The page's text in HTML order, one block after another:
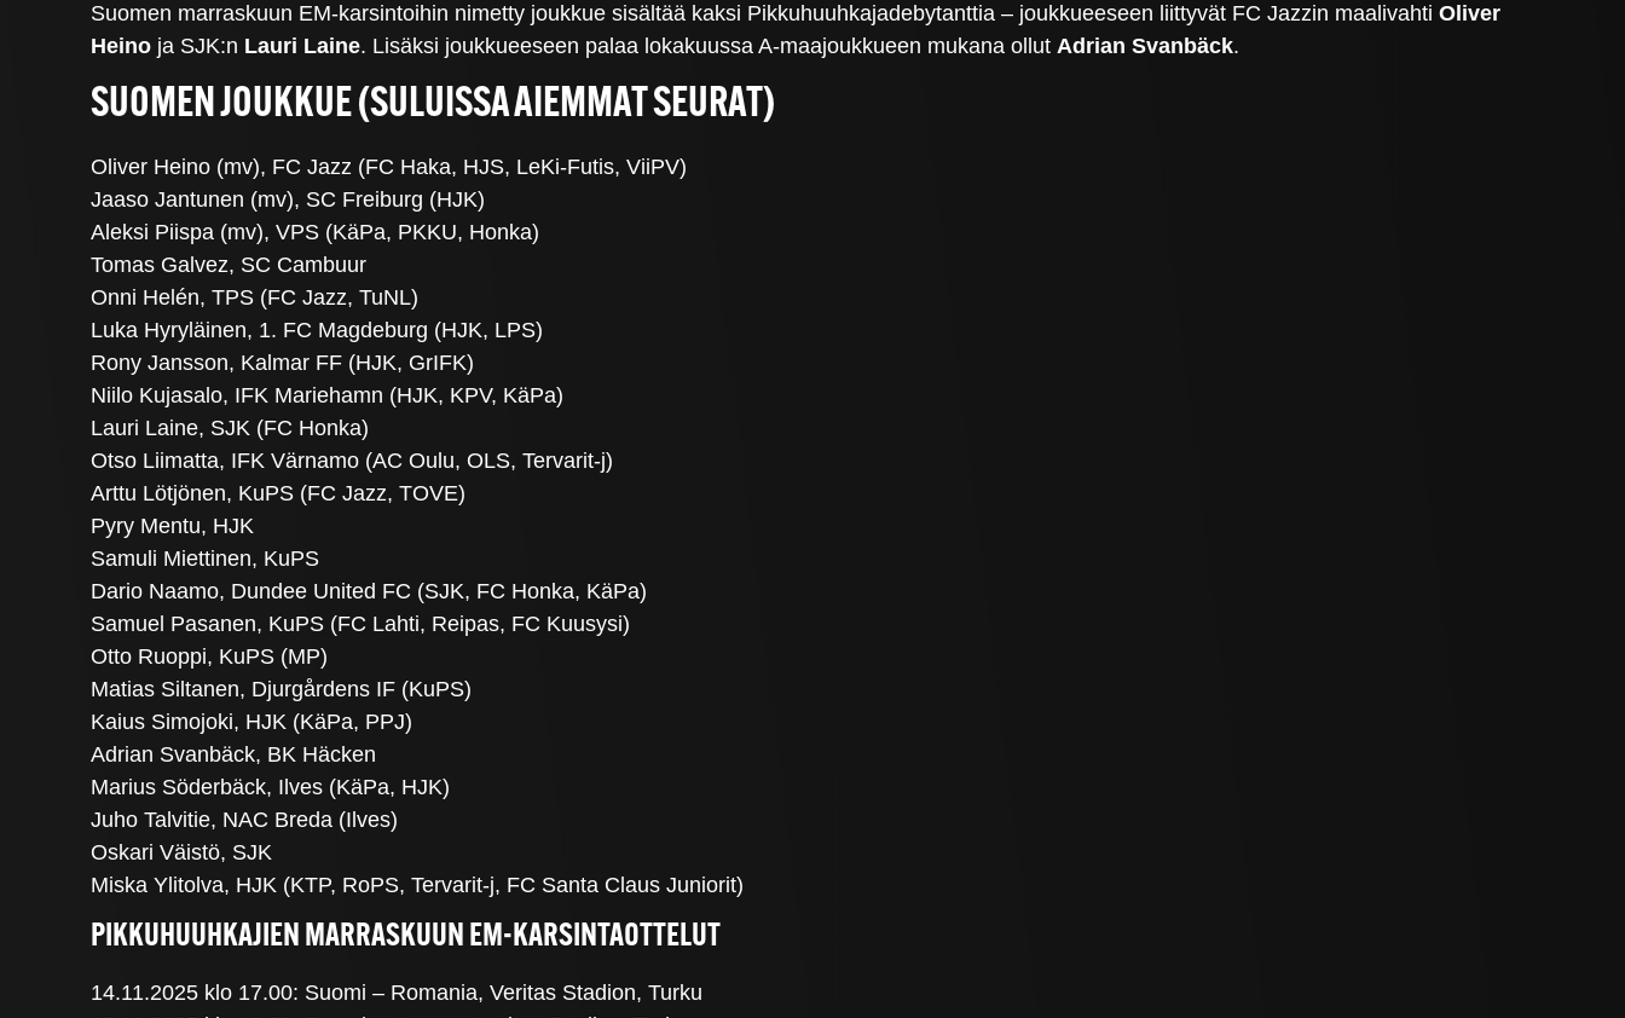
Suomen marraskuun EM-karsintoihin nimetty joukkue sisältää kaksi Pikkuhuuhkajadebytanttia – joukkueeseen liittyvät FC Jazzin maalivahtiOliver
Heino ja SJK:n Lauri Laine. Lisäksi joukkueeseen palaa lokakuussa A-maajoukkueen mukana ollutAdrian Svanbäck.
SUOMEN JOUKKUE (SULUISSA AIEMMAT SEURAT)
Oliver Heino (mv), FC Jazz (FC Haka, HJS, LeKi-Futis, ViiPV)
Jaaso Jantunen (mv), SC Freiburg (HJK)
Aleksi Piispa (mv), VPS (KäPa, PKKU, Honka)
Tomas Galvez, SC Cambuur
Onni Helén, TPS (FC Jazz, TuNL)
Luka Hyryläinen, 1. FC Magdeburg (HJK, LPS)
Rony Jansson, Kalmar FF (HJK, GrIFK)
Niilo Kujasalo, IFK Mariehamn (HJK, KPV, KäPa)
Lauri Laine, SJK (FC Honka)
Otso Liimatta, IFK Värnamo (AC Oulu, OLS, Tervarit-j)
Arttu Lötjönen, KuPS (FC Jazz, TOVE)
Pyry Mentu, HJK
Samuli Miettinen, KuPS
Dario Naamo, Dundee United FC (SJK, FC Honka, KäPa)
Samuel Pasanen, KuPS (FC Lahti, Reipas, FC Kuusysi)
Otto Ruoppi, KuPS (MP)
Matias Siltanen, Djurgårdens IF (KuPS)
Kaius Simojoki, HJK (KäPa, PPJ)
Adrian Svanbäck, BK Häcken
Marius Söderbäck, Ilves (KäPa, HJK)
Juho Talvitie, NAC Breda (Ilves)
Oskari Väistö, SJK
Miska Ylitolva, HJK (KTP, RoPS, Tervarit-j, FC Santa Claus Juniorit)
PIKKUHUUHKAJIEN MARRASKUUN EM-KARSINTAOTTELUT
14.11.2025 klo 17.00: Suomi – Romania, Veritas Stadion, Turku